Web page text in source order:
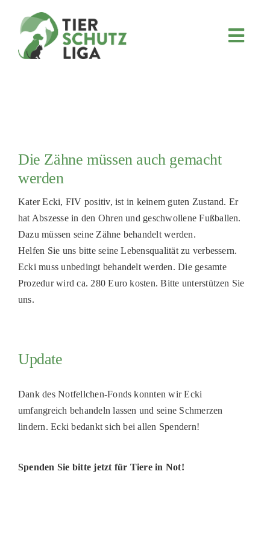
FÖRDERN & VERERBEN
TIERHEIMTIERE
TIERHEIME
PATENSCHAFTEN
Die Zähne müssen auch gemacht
werden
Kater Ecki, FIV positiv, ist in keinem guten Zustand. Er
hat Abszesse in den Ohren und geschwollene Fußballen.
Dazu müssen seine Zähne behandelt werden.
Helfen Sie uns bitte seine Lebensqualität zu verbessern.
Ecki muss unbedingt behandelt werden. Die gesamte
Prozedur wird ca. 280 Euro kosten. Bitte unterstützen Sie
uns.
Update
Dank des Notfellchen-Fonds konnten wir Ecki
umfangreich behandeln lassen und seine Schmerzen
lindern. Ecki bedankt sich bei allen Spendern!
Spenden Sie bitte jetzt für Tiere in Not!